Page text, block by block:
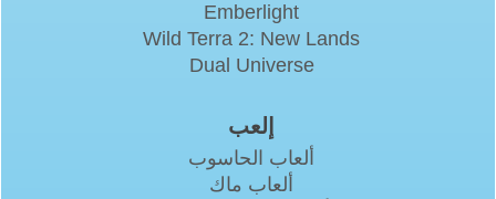
Emberlight
Wild Terra 2: New Lands
Dual Universe
إلعب
ألعاب الحاسوب
ألعاب ماك